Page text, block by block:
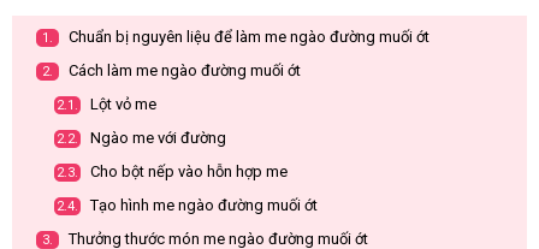
1. Chuẩn bị nguyên liệu để làm me ngào đường muối ớt
2. Cách làm me ngào đường muối ớt
2.1. Lột vỏ me
2.2. Ngào me với đường
2.3. Cho bột nếp vào hỗn hợp me
2.4. Tạo hình me ngào đường muối ớt
3. Thưởng thước món me ngào đường muối ớt